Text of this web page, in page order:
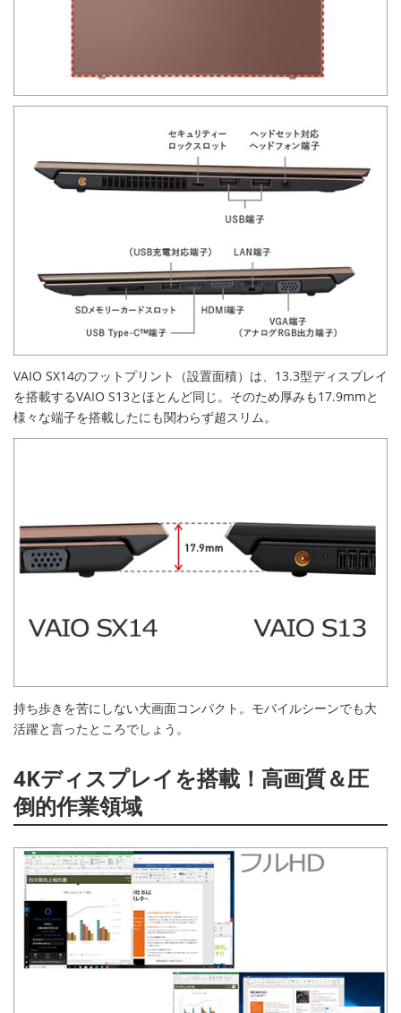
VAIO SX14のフットプリント（設置面積）は、13.3型ディスプレイ
を搭載するVAIO S13とほとんど同じ。そのため厚みも17.9mmと
様々な端子を搭載したにも関わらず超スリム。
持ち歩きを苦にしない大画面コンパクト。モバイルシーンでも大
活躍と言ったところでしょう。
4Kディスプレイを搭載！高画質＆圧
倒的作業領域